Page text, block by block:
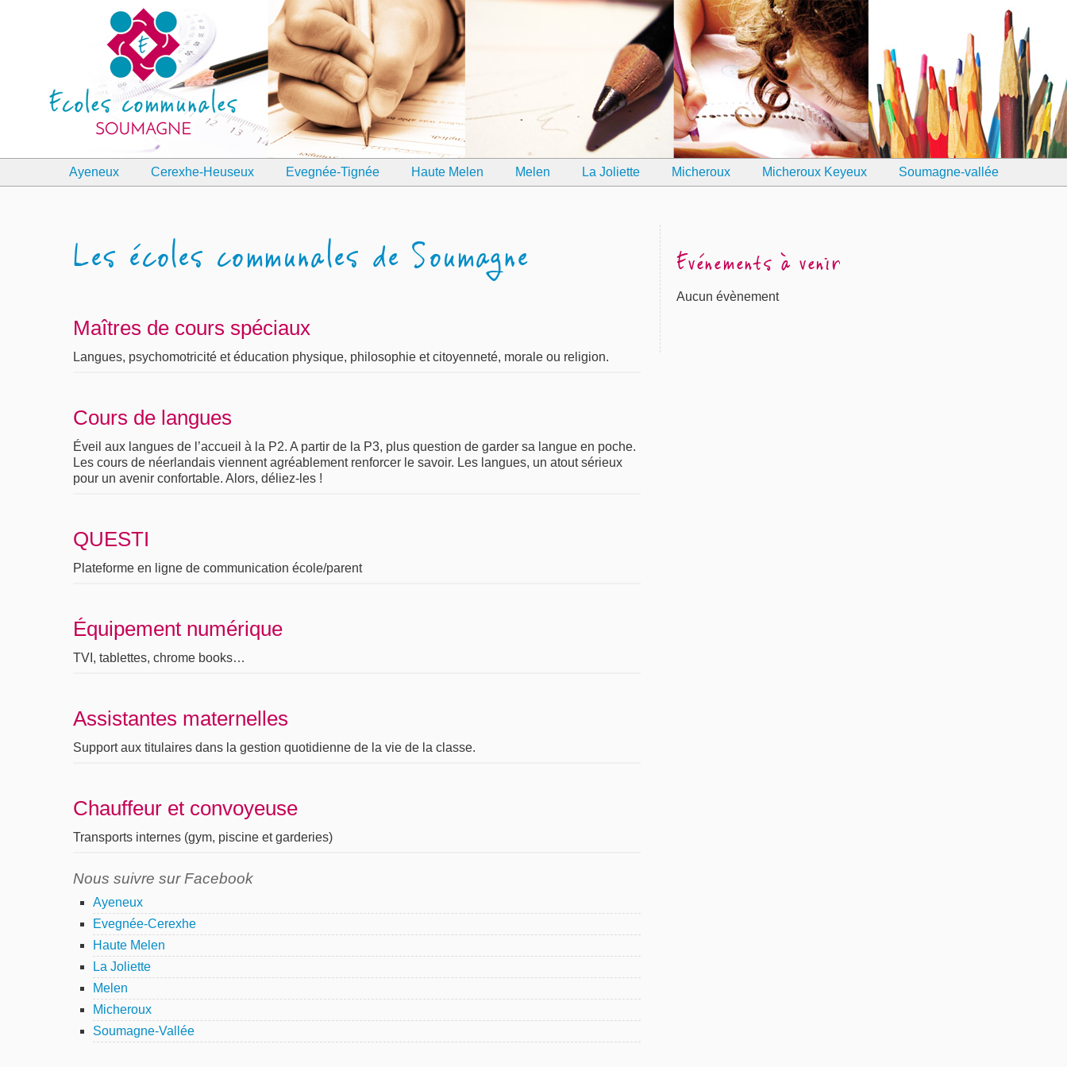
Ayeneux Cerexhe-Heuseux Evegnée-Tignée Haute Melen Melen La Joliette Micheroux Micheroux Keyeux Soumagne-vallée
Les écoles communales de Soumagne
Maîtres de cours spéciaux
Langues, psychomotricité et éducation physique, philosophie et citoyenneté, morale ou religion.
Cours de langues
Éveil aux langues de l’accueil à la P2. A partir de la P3, plus question de garder sa langue en poche.
Les cours de néerlandais viennent agréablement renforcer le savoir. Les langues, un atout sérieux
pour un avenir confortable. Alors, déliez-les !
QUESTI
Plateforme en ligne de communication école/parent
Équipement numérique
TVI, tablettes, chrome books…
Assistantes maternelles
Support aux titulaires dans la gestion quotidienne de la vie de la classe.
Chauffeur et convoyeuse
Transports internes (gym, piscine et garderies)
Nous suivre sur Facebook
Ayeneux
Evegnée-Cerexhe
Haute Melen
La Joliette
Melen
Micheroux
Soumagne-Vallée
Evénements à venir
Aucun évènement